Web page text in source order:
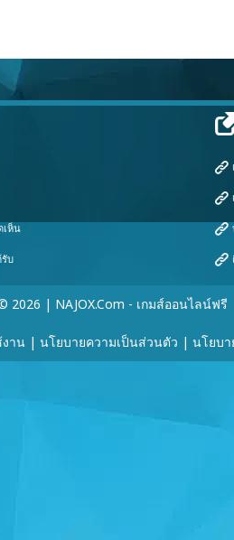
2026 | NAJOX.com - เกมส์ออนไลน์ฟรี
าน| นโยบายความเป็นส่วนตัว | นโยบา